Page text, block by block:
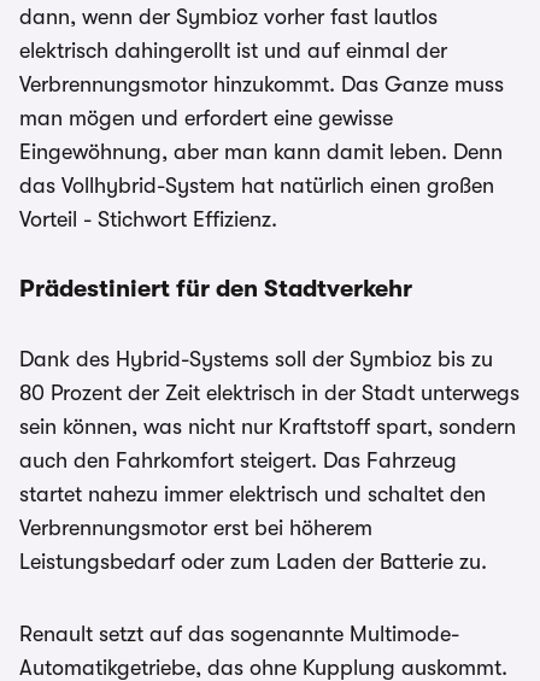
dann, wenn der Symbioz vorher fast lautlos
elektrisch dahingerollt ist und auf einmal der
Verbrennungsmotor hinzukommt. Das Ganze muss
man mögen und erfordert eine gewisse
Eingewöhnung, aber man kann damit leben. Denn
das Vollhybrid-System hat natürlich einen großen
Vorteil - Stichwort Effizienz.
Prädestiniert für den Stadtverkehr
Dank des Hybrid-Systems soll der Symbioz bis zu
80 Prozent der Zeit elektrisch in der Stadt unterwegs
sein können, was nicht nur Kraftstoff spart, sondern
auch den Fahrkomfort steigert. Das Fahrzeug
startet nahezu immer elektrisch und schaltet den
Verbrennungsmotor erst bei höherem
Leistungsbedarf oder zum Laden der Batterie zu.
Renault setzt auf das sogenannte Multimode-
Automatikgetriebe, das ohne Kupplung auskommt.